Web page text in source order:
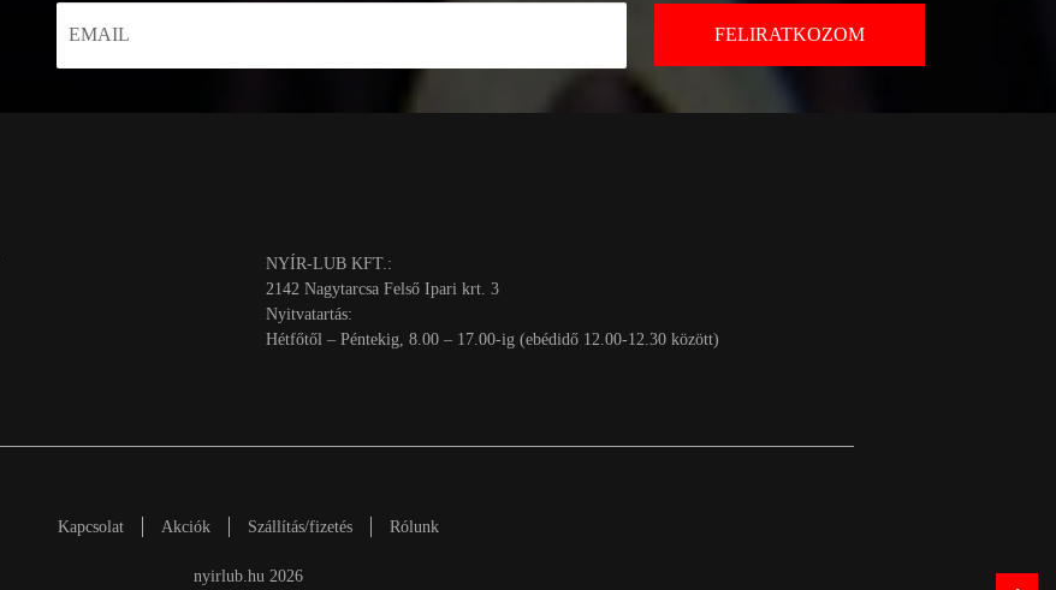
NYÍR-LUB KFT.:
2142 Nagytarcsa Felső Ipari krt. 3
Nyitvatartás:
Hétfőtől – Péntekig, 8.00 – 17.00-ig (ebédidő 12.00-12.30 között)
Kapcsolat Akciók Szállítás/fizetés Rólunk
nyirlub.hu 2026